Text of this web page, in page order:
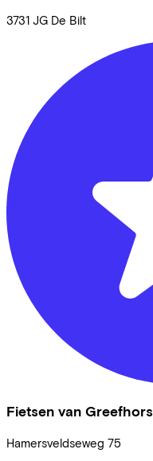
3731 JG De Bilt
Fietsen van
Hamersveldseweg 75